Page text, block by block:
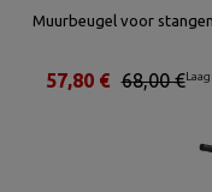
Muurbeugel voor
68,00 €
57,80 €